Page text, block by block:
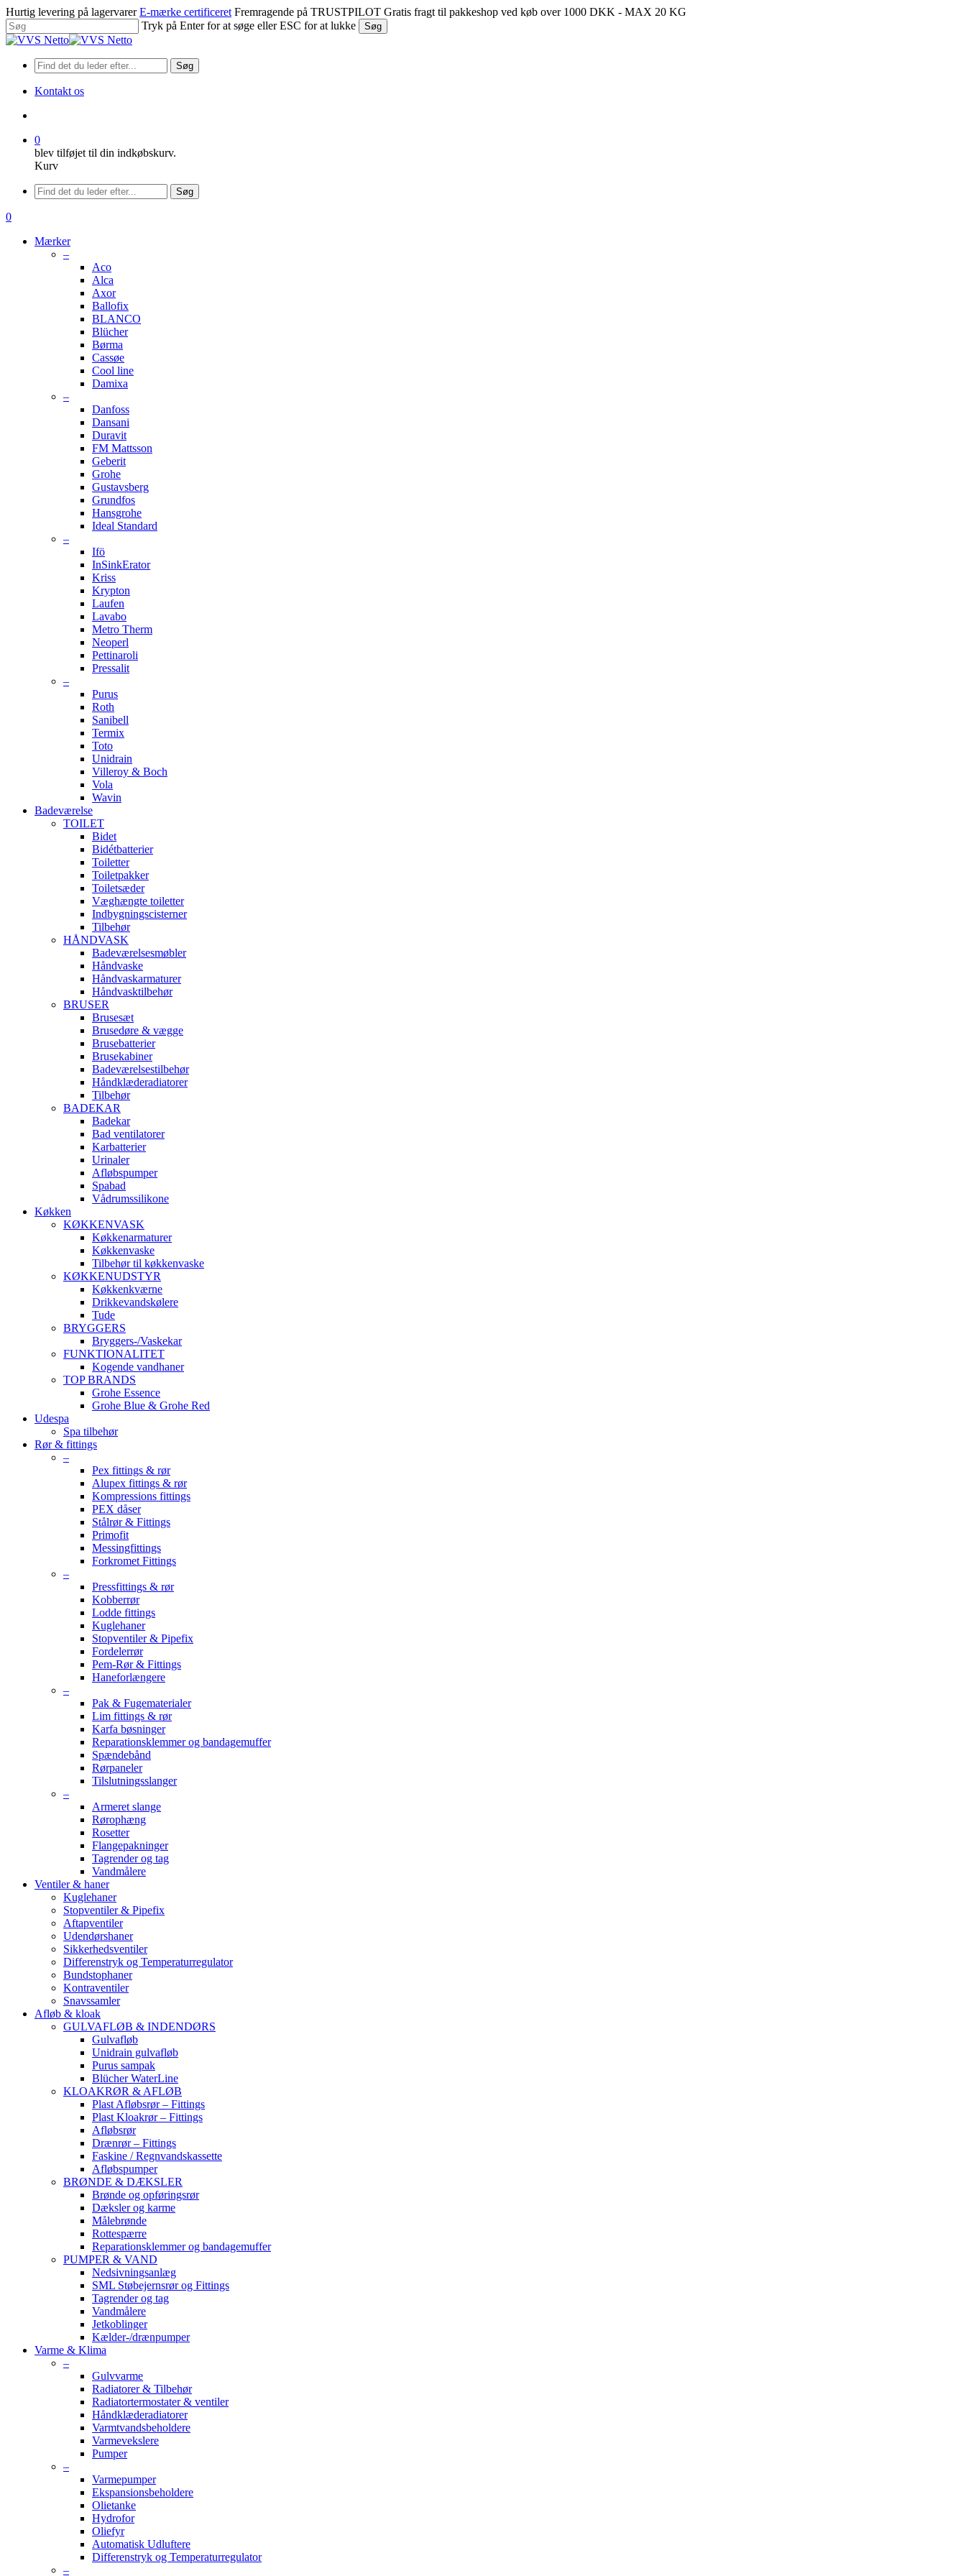
Spring
til
hovedindhold
Hurtig levering på lagervarer E-mærke certificeret Fremragende på TRUSTPILOT Gratis fragt til pakkeshop ved køb over 1000 DKK - MAX 20 KG
Tryk på Enter for at søge eller ESC for at lukke
Søg
Luk
Søg
Kontakt os
0
blev tilføjet til din indkøbskurv.
Kurv
Menu
Søg
søge
0
Mærker
–
Aco
Alca
Axor
Ballofix
BLANCO
Blücher
Børma
Cassøe
Cool line
Damixa
–
Danfoss
Dansani
Duravit
FM Mattsson
Geberit
Grohe
Gustavsberg
Grundfos
Hansgrohe
Ideal Standard
–
Ifö
InSinkErator
Kriss
Krypton
Laufen
Lavabo
Metro Therm
Neoperl
Pettinaroli
Pressalit
–
Purus
Roth
Sanibell
Termix
Toto
Unidrain
Villeroy & Boch
Vola
Wavin
Badeværelse
TOILET
Bidet
Bidétbatterier
Toiletter
Toiletpakker
Toiletsæder
Væghængte toiletter
Indbygningscisterner
Tilbehør
HÅNDVASK
Badeværelsesmøbler
Håndvaske
Håndvaskarmaturer
Håndvasktilbehør
BRUSER
Brusesæt
Brusedøre & vægge
Brusebatterier
Brusekabiner
Badeværelsestilbehør
Håndklæderadiatorer
Tilbehør
BADEKAR
Badekar
Bad ventilatorer
Karbatterier
Urinaler
Afløbspumper
Spabad
Vådrumssilikone
Køkken
KØKKENVASK
Køkkenarmaturer
Køkkenvaske
Tilbehør til køkkenvaske
KØKKENUDSTYR
Køkkenkværne
Drikkevandskølere
Tude
BRYGGERS
Bryggers-/Vaskekar
FUNKTIONALITET
Kogende vandhaner
TOP BRANDS
Grohe Essence
Grohe Blue & Grohe Red
Udespa
Spa tilbehør
Rør & fittings
–
Pex fittings & rør
Alupex fittings & rør
Kompressions fittings
PEX dåser
Stålrør & Fittings
Primofit
Messingfittings
Forkromet Fittings
–
Pressfittings & rør
Kobberrør
Lodde fittings
Kuglehaner
Stopventiler & Pipefix
Fordelerrør
Pem-Rør & Fittings
Haneforlængere
–
Pak & Fugematerialer
Lim fittings & rør
Karfa bøsninger
Reparationsklemmer og bandagemuffer
Spændebånd
Rørpaneler
Tilslutningsslanger
–
Armeret slange
Rørophæng
Rosetter
Flangepakninger
Tagrender og tag
Vandmålere
Ventiler & haner
Kuglehaner
Stopventiler & Pipefix
Aftapventiler
Udendørshaner
Sikkerhedsventiler
Differenstryk og Temperaturregulator
Bundstophaner
Kontraventiler
Snavssamler
Afløb & kloak
GULVAFLØB & INDENDØRS
Gulvafløb
Unidrain gulvafløb
Purus sampak
Blücher WaterLine
KLOAKRØR & AFLØB
Plast Afløbsrør – Fittings
Plast Kloakrør – Fittings
Afløbsrør
Drænrør – Fittings
Faskine / Regnvandskassette
Afløbspumper
BRØNDE & DÆKSLER
Brønde og opføringsrør
Dæksler og karme
Målebrønde
Rottespærre
Reparationsklemmer og bandagemuffer
PUMPER & VAND
Nedsivningsanlæg
SML Støbejernsrør og Fittings
Tagrender og tag
Vandmålere
Jetkoblinger
Kælder-/drænpumper
Varme & Klima
–
Gulvvarme
Radiatorer & Tilbehør
Radiatortermostater & ventiler
Håndklæderadiatorer
Varmtvandsbeholdere
Varmevekslere
Pumper
–
Varmepumper
Ekspansionsbeholdere
Olietanke
Hydrofor
Oliefyr
Automatisk Udluftere
Differenstryk og Temperaturregulator
–